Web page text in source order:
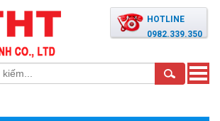
HOTLINE
0982.339.350
Toggle